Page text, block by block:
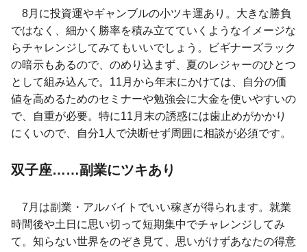
8月に投資運やギャンブルの小ツキ運あり。大きな勝負
ではなく、細かく勝率を積み立てていくようなイメージな
らチャレンジしてみてもいいでしょう。ビギナーズラック
の暗示もあるので、のめり込まず、夏のレジャーのひとつ
として組み込んで。11月から年末にかけては、自分の価
値を高めるためのセミナーや勉強会に大金を使いやすいの
で、自重が必要。特に11月末の誘惑には歯止めがかかり
にくいので、自分1人で決断せず周囲に相談が必須です。
双子座……副業にツキあり
7月は副業・アルバイトでいい稼ぎが得られます。就業
時間後や土日に思い切って短期集中でチャレンジしてみ
て。知らない世界をのぞき見て、思いがけずあなたの得意